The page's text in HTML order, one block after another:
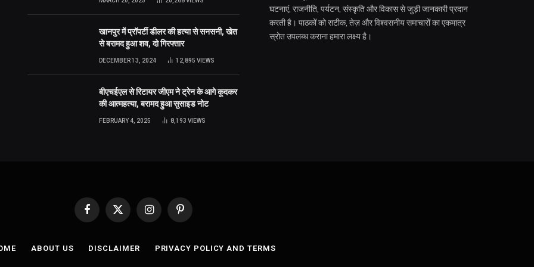
खानपुर में प्रॉपर्टी डीलर की हत्या से सनसनी, खेत
से बरामद हुआ शव, दो गिरफ्तार
DECEMBER 13, 2024 12,895 VIEWS
बीएचईएल से रिटायर जीएम ने ट्रेन के आगे कूदकर
की आत्महत्या, बरामद हुआ सुसाइड नोट
FEBRUARY 4, 2025 8,193 VIEWS
घटनाएं, राजनीति, पर्यटन, संस्कृति और विकास से जुड़ी जानकारी प्रदान
करती है। पाठकों को सटीक, तेज़ और विश्वसनीय समाचारों का एकमात्र
स्रोत उपलब्ध कराना हमारा लक्ष्य है।
Facebook
X
InstagramPinterest
ABOUT US DISCLAIMER PRIVACY POLICY AND TERMS